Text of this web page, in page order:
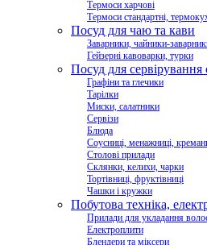
Термоси харчові
Термоси стандартні,
Посуд для чаю та кави
Заварники, чайники-
Гейзерні кавоварки, турки
Посуд для сервірування
Графіни та глечики
Тарілки
Миски, салатники
Сервізи
Блюда
Соусниці, менажниці,
Столові прилади
Склянки, келихи, чарки
Тортівниці, фруктівниці
Чашки і кружки
Побутова техніка,
Прилади для укладання
Електроплити
Блендери та міксери